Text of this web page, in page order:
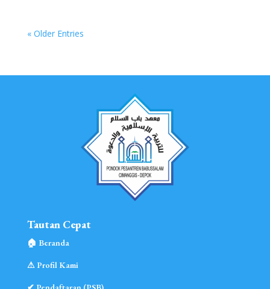
« Older Entries
Tautan Cepat
🏠︎ Beranda
⚠︎ Profil Kami